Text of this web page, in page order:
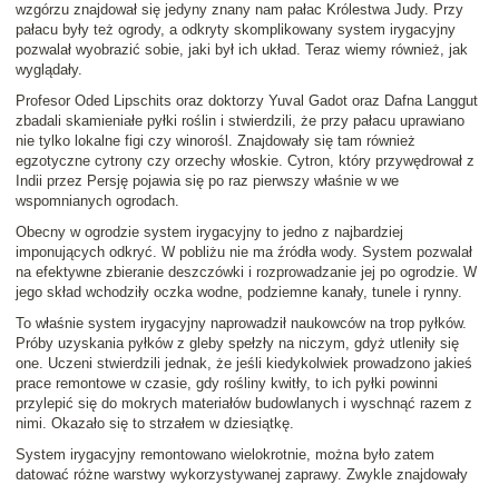
wzgórzu znajdował się jedyny znany nam pałac Królestwa Judy. Przy
pałacu były też ogrody, a odkryty skomplikowany system irygacyjny
pozwalał wyobrazić sobie, jaki był ich układ. Teraz wiemy również, jak
wyglądały.
Profesor Oded Lipschits oraz doktorzy Yuval Gadot oraz Dafna Langgut
zbadali skamieniałe pyłki roślin i stwierdzili, że przy pałacu uprawiano
nie tylko lokalne figi czy winorośl. Znajdowały się tam również
egzotyczne cytrony czy orzechy włoskie. Cytron, który przywędrował z
Indii przez Persję pojawia się po raz pierwszy właśnie w we
wspomnianych ogrodach.
Obecny w ogrodzie system irygacyjny to jedno z najbardziej
imponujących odkryć. W pobliżu nie ma źródła wody. System pozwalał
na efektywne zbieranie deszczówki i rozprowadzanie jej po ogrodzie. W
jego skład wchodziły oczka wodne, podziemne kanały, tunele i rynny.
To właśnie system irygacyjny naprowadził naukowców na trop pyłków.
Próby uzyskania pyłków z gleby spełzły na niczym, gdyż utleniły się
one. Uczeni stwierdzili jednak, że jeśli kiedykolwiek prowadzono jakieś
prace remontowe w czasie, gdy rośliny kwitły, to ich pyłki powinni
przylepić się do mokrych materiałów budowlanych i wyschnąć razem z
nimi. Okazało się to strzałem w dziesiątkę.
System irygacyjny remontowano wielokrotnie, można było zatem
datować różne warstwy wykorzystywanej zaprawy. Zwykle znajdowały